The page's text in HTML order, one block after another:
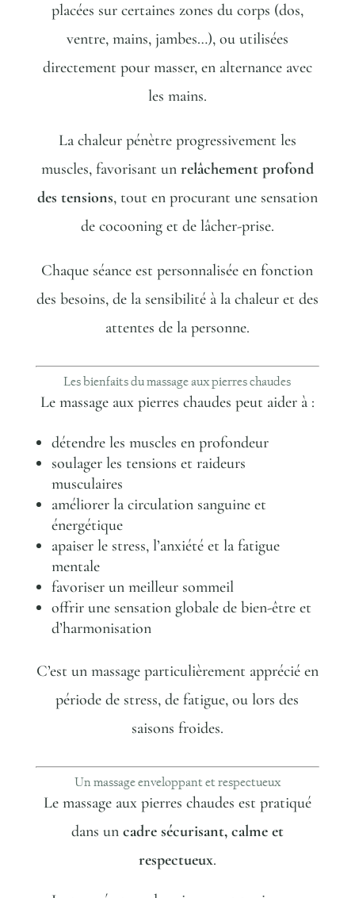
placées sur certaines zones du corps (dos,
ventre, mains, jambes…), ou utilisées
directement pour masser, en alternance avec
les mains.
La chaleur pénètre progressivement les
muscles, favorisant un relâchement profond
des tensions, tout en procurant une sensation
de cocooning et de lâcher-prise.
Chaque séance est personnalisée en fonction
des besoins, de la sensibilité à la chaleur et des
attentes de la personne.
Les bienfaits du massage aux pierres chaudes
Le massage aux pierres chaudes peut aider à :
détendre les muscles en profondeur
soulager les tensions et raideurs
musculaires
améliorer la circulation sanguine et
énergétique
apaiser le stress, l’anxiété et la fatigue
mentale
favoriser un meilleur sommeil
offrir une sensation globale de bien-être et
d’harmonisation
C’est un massage particulièrement apprécié en
période de stress, de fatigue, ou lors des
saisons froides.
Un massage enveloppant et respectueux
Le massage aux pierres chaudes est pratiqué
dans un cadre sécurisant, calme et
respectueux.